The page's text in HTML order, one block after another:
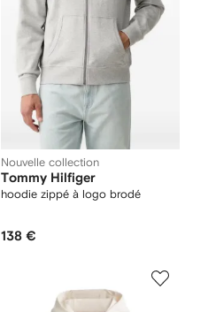
Nouvelle collection
Tommy Hilfiger
hoodie zippé à logo brodé
138 €